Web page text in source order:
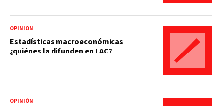
OPINIÓN
Estadísticas macroeconómicas
¿quiénes la difunden en LAC?
OPINIÓN